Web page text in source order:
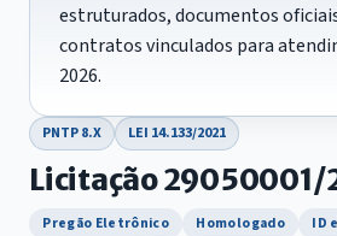
estruturados, documentos
contratos vinculados para
2026.
PNTP 8.X LEI 14.133/2021
Licitação 29050001/
Pregão Eletrônico Homologado ID